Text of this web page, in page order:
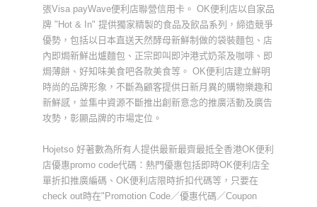
張Visa payWave便利店聯營信用卡。 OK便利店以自家品
牌 "Hot & In" 提供獨家精製的食品及飲品系列，締造競爭
優勢，包括以日本直送天然酵母新鮮制做的袋裝麵包、店
內即焗新鮮出爐麵包、正宗即叫即沖港式奶茶及咖啡、即
焗薄餅、好知味美食吧各款美食等。 OK便利店建立鮮明
時尚的品牌形象，不斷為顧客提供日新月異的購物樂趣和
新鮮感，並集中資源不斷推出創新意念的推廣活動及廣告
攻勢，彰顯品牌的市場定位。
Hojetso 好著數為所有人提供最新最齊最抵全香港OK便利
店優惠promo code代碼：熱門優惠包括即時OK便利店全
單折扣推廣編碼、OK便利店限時折扣代碼等，只要在
check out時在"Promotion Code／優惠代碼／Coupon